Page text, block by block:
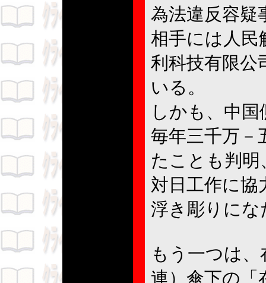
為法違反容疑
相手には人民
利科技有限公
いる。
しかも、中
毎年三千万－
たことも判
対日工作に
浮き彫りにな
もう一つは
連）傘下の「